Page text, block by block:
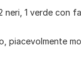
1 verde con
piacevolmente